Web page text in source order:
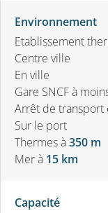
Environnement
Etablissement
Centre ville
En ville
Gare SNCF à
Arrêt de transport
Sur le port
Thermesà350 m
Merà 15 km
Capacité